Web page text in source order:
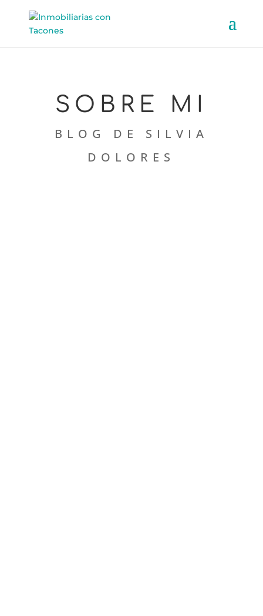
SOBRE MI
BLOG DE SILVIA
DOLORES